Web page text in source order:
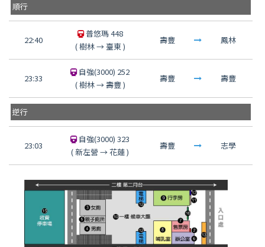
順行
22:40
普悠瑪 448
(樹林→臺東)
壽豐 鳳林
23:33
自強(3000) 252
(樹林→壽豐)
壽豐 壽豐
逆行
23:03
自強(3000) 323
(新左營 →花蓮)
壽豐 志學